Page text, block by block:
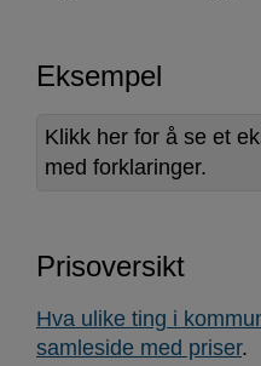
Eksempel
Klikk her for å se et
med forklaringer.
Prisoversikt
Hva ulike ting i
samleside med priser.